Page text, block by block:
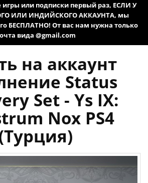
или подписки первый раз, ЕСЛИ У
ИЛИ ИНДИЙСКОГО АККАУНТА, мы
БЕСПЛАТНО! От вас нам нужна только
вида @gmail.com
на аккаунт
Status
Set - Ys IX:
Nox PS4